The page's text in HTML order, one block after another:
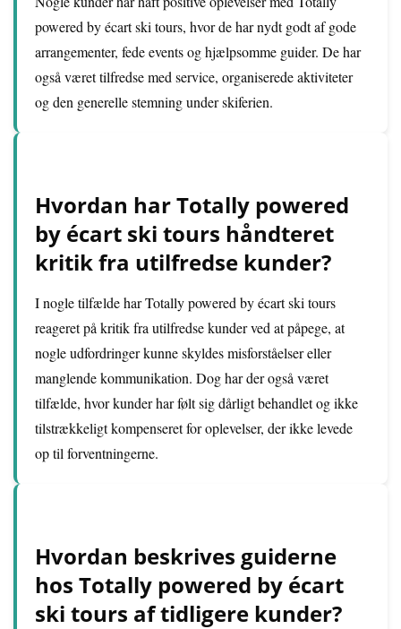
powered by écart ski tours, hvor de har nydt godt af gode
arrangementer, fede events og hjælpsomme guider. De har
også været tilfredse med service, organiserede aktiviteter
og den generelle stemning under skiferien.
Hvordan har Totally powered
by écart ski tours håndteret
kritik fra utilfredse kunder?
I nogle tilfælde har Totally powered by écart ski tours
reageret på kritik fra utilfredse kunder ved at påpege, at
nogle udfordringer kunne skyldes misforståelser eller
manglende kommunikation. Dog har der også været
tilfælde, hvor kunder har følt sig dårligt behandlet og ikke
tilstrækkeligt kompenseret for oplevelser, der ikke levede
op til forventningerne.
Hvordan beskrives guiderne
hos Totally powered by écart
ski tours af tidligere kunder?